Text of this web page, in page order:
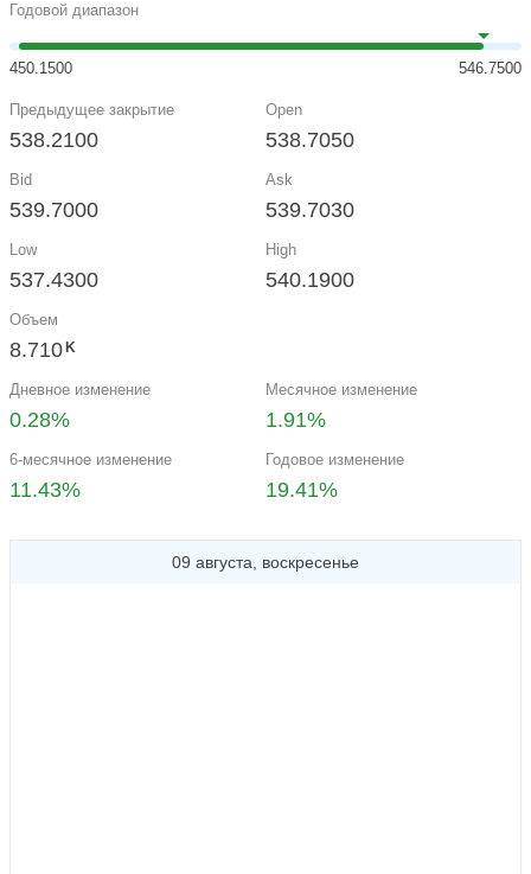
Годовой диапазон
450.1500 546.7500
Предыдущее закрытие
538.2100
Open
538.7050
Bid
539.7000
Ask
539.7030
Low
537.4300
High
540.1900
Объем
8.710 K
Дневное изменение
0.28%
Месячное изменение
1.91%
6-месячное изменение
11.43%
Годовое изменение
19.41%
09 августа, воскресенье